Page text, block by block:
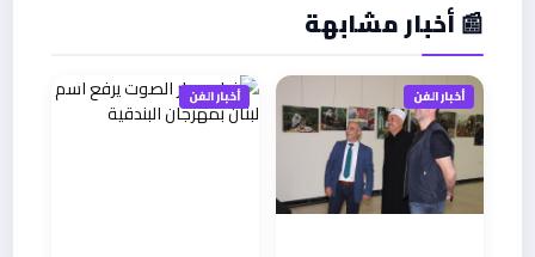
📰 أخبار مشابهة
أخبار الفن أخبار الفن